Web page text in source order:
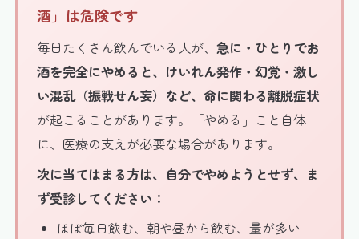
酒」は危険です
毎日たくさん飲んでいる人が、 急に・ひとりでお
酒を完全にやめると、けいれん発作・幻覚・激し
い混乱（振戦せん妄）など、命に関わる離脱症状
が起こることがあります。「やめる」こと自体
に、医療の支えが必要な場合があります。
次に当てはまる方は、自分でやめようとせず、ま
ず受診してください：
ほぼ毎日飲む、朝や昼から飲む、量が多い